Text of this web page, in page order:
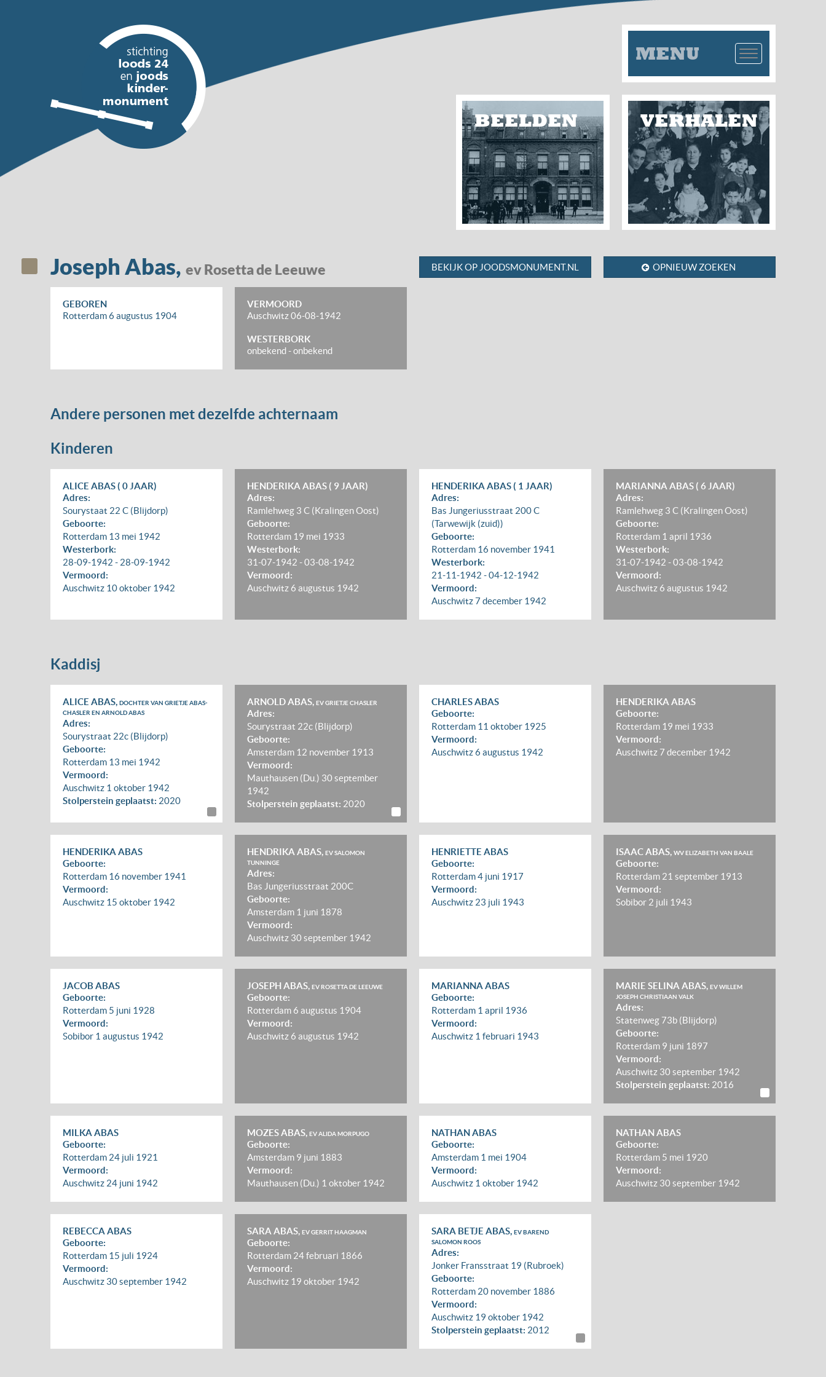
MENU
VERHALEN
BEELDEN
Joseph Abas, ev Rosetta de Leeuwe BEKIJK OP JOODSMONUMENT.NL OPNIEUW ZOEKEN
GEBOREN
Rotterdam6 augustus 1904
VERMOORD
Auschwitz06-08-1942
WESTERBORK
onbekend-onbekend
Andere personen met dezelfde achternaam
Kinderen
ALICE ABAS ( 0 JAAR)
Adres:
Sourystaat 22 C (Blijdorp)
Geboorte:
Rotterdam 13 mei 1942
Westerbork:
28-09-1942 - 28-09-1942
Vermoord:
Auschwitz 10 oktober 1942
HENDERIKA ABAS ( 9 JAAR)
Adres:
Ramlehweg 3 C (Kralingen Oost)
Geboorte:
Rotterdam 19 mei 1933
Westerbork:
31-07-1942 -03-08-1942
Vermoord:
Auschwitz 6 augustus 1942
HENDERIKA ABAS ( 1 JAAR)
Adres:
Bas Jungeriusstraat 200 C
(Tarwewijk (zuid))
Geboorte:
Rotterdam 16 november 1941
Westerbork:
21-11-1942 -04-12-1942
Vermoord:
Auschwitz7 december 1942
MARIANNA ABAS ( 6 JAAR)
Adres:
Ramlehweg 3 C (Kralingen Oost)
Geboorte:
Rotterdam 1 april 1936
Westerbork:
31-07-1942 -03-08-1942
Vermoord:
Auschwitz 6 augustus 1942
Kaddisj
ALICE ABAS, DOCHTER VAN GRIETJE ABAS-
CHASLER EN ARNOLD ABAS
Adres:
Sourystraat 22c (Blijdorp)
Geboorte:
Rotterdam 13 mei 1942
Vermoord:
Auschwitz 1 oktober 1942
Stolperstein geplaatst: 2020
ARNOLD ABAS, EV GRIETJE CHASLER
Adres:
Sourystraat 22c (Blijdorp)
Geboorte:
Amsterdam 12 november 1913
Vermoord:
Mauthausen (Du.) 30 september
1942
Stolperstein geplaatst: 2020
CHARLES ABAS
Geboorte:
Rotterdam 11 oktober 1925
Vermoord:
Auschwitz6 augustus 1942
HENDERIKA ABAS
Geboorte:
Rotterdam 19 mei 1933
Vermoord:
Auschwitz 7 december 1942
HENDERIKA ABAS
Geboorte:
Rotterdam 16 november 1941
Vermoord:
Auschwitz 15 oktober 1942
HENDRIKA ABAS, EV SALOMON
TUNNINGE
Adres:
Bas Jungeriusstraat 200C
Geboorte:
Amsterdam 1 juni 1878
Vermoord:
Auschwitz 30 september 1942
HENRIETTE ABAS
Geboorte:
Rotterdam4 juni 1917
Vermoord:
Auschwitz 23 juli 1943
ISAAC ABAS, WV ELIZABETH VAN BAALE
Geboorte:
Rotterdam 21 september 1913
Vermoord:
Sobibor 2 juli 1943
JACOB ABAS
Geboorte:
Rotterdam 5 juni 1928
Vermoord:
Sobibor 1 augustus 1942
JOSEPH ABAS, EV ROSETTA DE LEEUWE
Geboorte:
Rotterdam 6 augustus 1904
Vermoord:
Auschwitz 6 augustus 1942
MARIANNA ABAS
Geboorte:
Rotterdam 1 april 1936
Vermoord:
Auschwitz 1 februari 1943
MARIE SELINA ABAS, EV WILLEM
JOSEPH CHRISTIAAN VALK
Adres:
Statenweg 73b (Blijdorp)
Geboorte:
Rotterdam 9 juni 1897
Vermoord:
Auschwitz 30 september 1942
Stolperstein geplaatst: 2016
MILKA ABAS
Geboorte:
Rotterdam 24 juli 1921
Vermoord:
Auschwitz 24 juni 1942
MOZES ABAS, EV ALIDA MORPUGO
Geboorte:
Amsterdam 9 juni 1883
Vermoord:
Mauthausen (Du.) 1 oktober 1942
NATHAN ABAS
Geboorte:
Amsterdam 1 mei 1904
Vermoord:
Auschwitz 1 oktober 1942
NATHAN ABAS
Geboorte:
Rotterdam 5 mei 1920
Vermoord:
Auschwitz 30 september 1942
REBECCA ABAS
Geboorte:
Rotterdam 15 juli 1924
Vermoord:
Auschwitz 30 september 1942
SARA ABAS, EV GERRIT HAAGMAN
Geboorte:
Rotterdam 24 februari 1866
Vermoord:
Auschwitz 19 oktober 1942
SARA BETJE ABAS, EV BAREND
SALOMON ROOS
Adres:
Jonker Fransstraat 19 (Rubroek)
Geboorte:
Rotterdam 20 november 1886
Vermoord:
Auschwitz 19 oktober 1942
Stolperstein geplaatst: 2012